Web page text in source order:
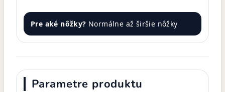
Pre aké nôžky? Normálne až širšie nôžky
Parametre produktu